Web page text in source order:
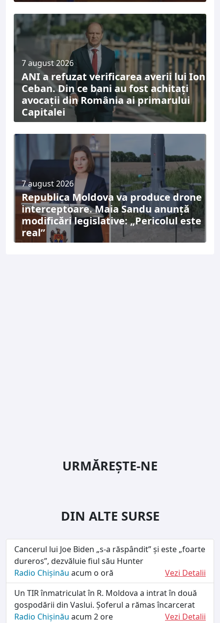
7 august 2026
ANI a refuzat verificarea averii lui Ion
Ceban. Din ce bani au fost achitați
avocații din România ai primarului
Capitalei
7 august 2026
Republica Moldova va produce drone
interceptoare. Maia Sandu anunță
modificări legislative: „Pericolul este
real”
URMĂREȘTE-NE
DIN ALTE SURSE
Cancerul lui Joe Biden „s-a răspândit” și este „foarte
dureros”, dezvăluie fiul său Hunter
Radio Chișinău acum o oră
Vezi Detalii
Un TIR înmatriculat în R. Moldova a intrat în două
gospodării din Vaslui. Șoferul a rămas încarcerat
Radio Chișinău acum 2 ore
Vezi Detalii